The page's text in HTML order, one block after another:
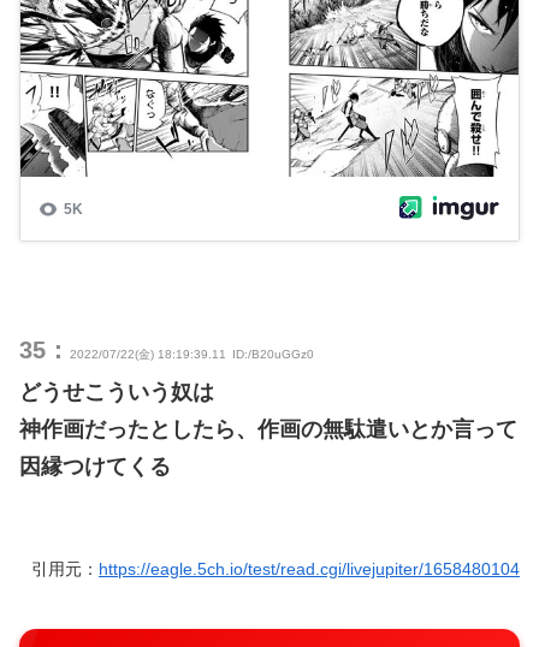
35： 2022/07/22(金) 18:19:39.11 ID:/B20uGGz0
どうせこういう奴は
神作画だったとしたら、作画の無駄遣いとか言って
因縁つけてくる
引用元： https://eagle.5ch.io/test/read.cgi/livejupiter/1658480104